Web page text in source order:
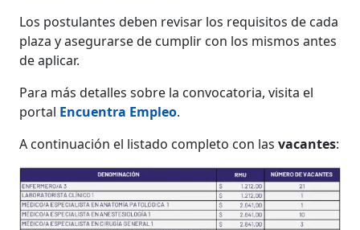
Los postulantes deben revisar los requisitos de cada
plaza y asegurarse de cumplir con los mismos antes
de aplicar.
Para más detalles sobre la convocatoria, visita el
portal Encuentra Empleo.
A continuación el listado completo con lasvacantes: